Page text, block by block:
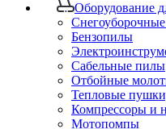
Оборудование
Бензопилы
Сабельные пилы
Отбойные
Тепловые
Компрессоры и
Мотопомпы